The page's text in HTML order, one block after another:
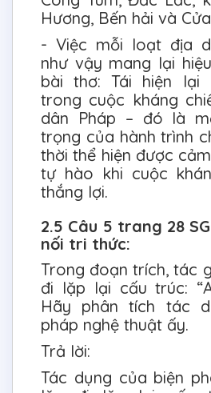
Hương, Bến hải và Cửa
- Việc mỗi loạt địa
như vậy mang lại
bài thơ: Tái hiện lại
trong cuộc kháng
dân Pháp – đó là
trọng của hành trình
thời thể hiện được
tự hào khi cuộc
thắng lợi.
2.5 Câu 5 trang 28
nối tri thức:
Trong đoạn trích, tác
đi lặp lại cấu trúc:
Hãy phân tích tác
pháp nghệ thuật ấy.
Trả lời:
Tác dụng của biện